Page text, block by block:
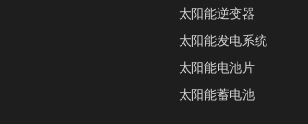
太阳能逆变器
太阳能发电系统
太阳能电池片
太阳能蓄电池